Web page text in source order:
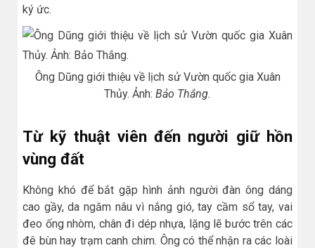
ký ức.
Ông Dũng giới thiệu về lịch sử Vườn quốc gia Xuân
Thủy. Ảnh: Bảo Thắng.
Từ kỹ thuật viên đến người giữ hồn
vùng đất
Không khó để bắt gặp hình ảnh người đàn ông dáng
cao gầy, da ngăm nâu vì nắng gió, tay cầm sổ tay, vai
đeo ống nhòm, chân đi dép nhựa, lặng lẽ bước trên các
đê bùn hay trạm canh chim. Ông có thể nhận ra các loài